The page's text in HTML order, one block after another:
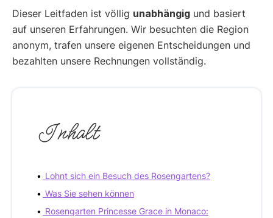
Dieser Leitfaden ist völlig unabhängig und basiert
auf unseren Erfahrungen. Wir besuchten die Region
anonym, trafen unsere eigenen Entscheidungen und
bezahlten unsere Rechnungen vollständig.
Inhalt
Lohnt sich ein Besuch des Rosengartens?
Was Sie sehen können
Rosengarten Princesse Grace in Monaco: